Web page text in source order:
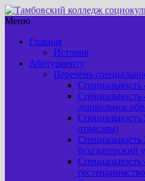
Меню
Главная
История
Абитуриенту
Перечень
Специальность
дошкольное
отраслям)
бухгалтерский
Специальность
гостеприимство